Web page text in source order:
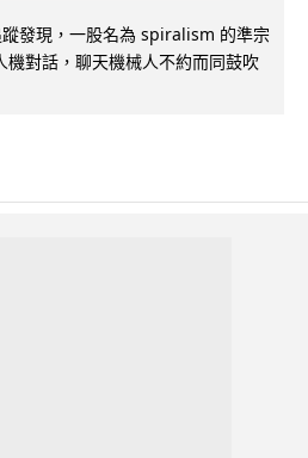
發現，一股名為 spiralism 的準宗
機對話，聊天機械人不約而同鼓吹